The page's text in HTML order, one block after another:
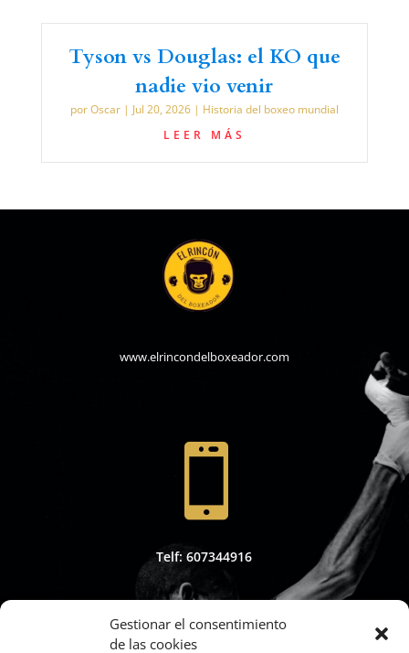
Gestionar el consentimiento
de las cookies
Tyson vs Douglas: el KO que
nadie vio venir
porOscar| Jul 20, 2026| Historia del boxeo mundial
LEER MÁS
www.elrincondelboxeador.com

Telf: 607344916